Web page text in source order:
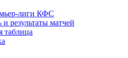
лиги КФС
и результаты матчей
таблица